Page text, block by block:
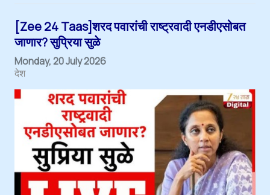
[Zee 24 Taas]शरद पवारांची राष्ट्रवादी एनडीएसोबत
जाणार? सुप्रिया सुळे
Monday, 20 July 2026
देश